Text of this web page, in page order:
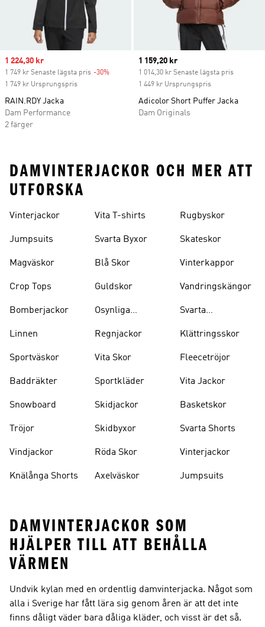
Sale price
1 224,30 kr
1 749 kr Senaste lägsta pris -30%
1 749 kr Ursprungspris
RAIN.RDY Jacka
Dam Performance
2 färger
Current price
1 159,20 kr
1 014,30 kr Senaste lägsta pris
1 449 kr Ursprungspris
Adicolor Short Puffer Jacka
Dam Originals
DAMVINTERJACKOR OCH MER ATT
UTFORSKA
Vinterjackor
Jumpsuits
Magväskor
Crop Tops
Bomberjackor
Linnen
Sportväskor
Baddräkter
Snowboard
Tröjor
Vindjackor
Knälånga Shorts
Vita T-shirts
Svarta Byxor
Blå Skor
Guldskor
Osynliga
Regnjackor
Vita Skor
Sportkläder
Skidjackor
Skidbyxor
Röda Skor
Axelväskor
Rugbyskor
Skateskor
Vinterkappor
Vandringskängor
Svarta
Klättringsskor
Fleecetröjor
Vita Jackor
Basketskor
Svarta Shorts
Vinterjackor
Jumpsuits
DAMVINTERJACKOR SOM
HJÄLPER TILL ATT BEHÅLLA
VÄRMEN
Undvik kylan med en ordentlig damvinterjacka. Något som
alla i Sverige har fått lära sig genom åren är att det inte
finns dåligt väder bara dåliga kläder, och visst är det så.